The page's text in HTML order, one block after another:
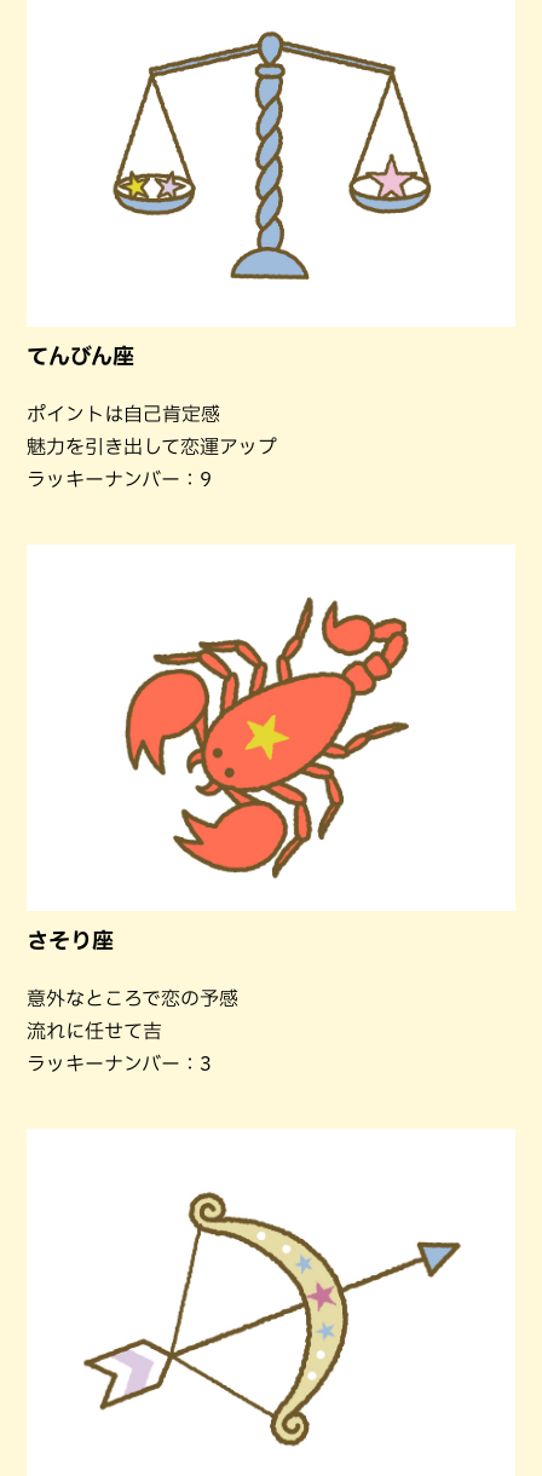
てんびん座
ポイントは自己肯定感
魅力を引き出して恋運アップ
ラッキーナンバー：9
さそり座
意外なところで恋の予感
流れに任せて吉
ラッキーナンバー：3